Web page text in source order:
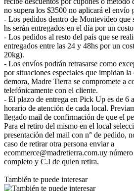
no supera los $3500 no aplicará el envío
- Los pedidos dentro de Montevideo que
hs serán entregados en el día por un
- Los pedidos al resto del país que se
entregados entre las 24 y 48hs por un
20kg).
- Los envíos podrán retrasarse como
por situaciones especiales que impidan
demora, Madre Tierra se compromete a
telefónicamente con el cliente.
- El plazo de entrega en Pick Up es de 6
horario de atención de cada local.
llegado mail de confirmación de que el
Para el retiro del mismo en el local
presentación del mail con n° de pedido,
caso de retirar otra persona enviar a
ecommerce@madretierra.com.uy
completo y C.I de quien retira.
También te puede interesar